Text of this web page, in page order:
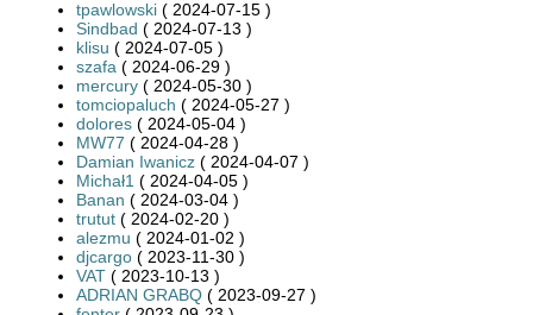
tpawlowski ( 2024-07-15 )
Sindbad ( 2024-07-13 )
klisu ( 2024-07-05 )
szafa ( 2024-06-29 )
mercury ( 2024-05-30 )
tomciopaluch ( 2024-05-27 )
dolores ( 2024-05-04 )
MW77 ( 2024-04-28 )
Damian Iwanicz ( 2024-04-07 )
Michał1 ( 2024-04-05 )
Banan ( 2024-03-04 )
trutut ( 2024-02-20 )
alezmu ( 2024-01-02 )
djcargo ( 2023-11-30 )
VAT ( 2023-10-13 )
ADRIAN GRABQ ( 2023-09-27 )